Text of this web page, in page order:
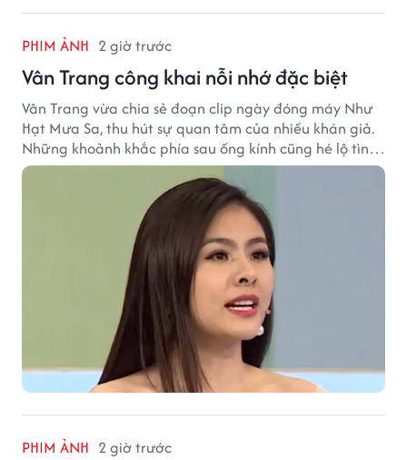
PHIM ẢNH 2 giờ trước
Vân Trang công khai nỗi nhớ đặc biệt
Vân Trang vừa chia sẻ đoạn clip ngày đóng máy Như
Hạt Mưa Sa, thu hút sự quan tâm của nhiều khán giả.
Những khoảnh khắc phía sau ống kính cũng hé lộ tình
cảm đặc biệt mà nữ diễn viên dành cho ê-kíp bộ phim.
PHIM ẢNH 2 giờ trước